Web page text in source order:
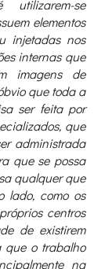
se
elementos
injetadas nos
internas que
imagens de
que toda a
ser feita por
que
administrada
que se possa
qualquer que
lado, como os
centros
de existirem
que o trabalho
na